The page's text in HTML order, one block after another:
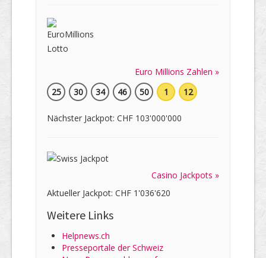
Euro Millions Zahlen »
25
30 34 46 50 1 12
Nächster Jackpot: CHF 103'000'000
Casino Jackpots »
Aktueller Jackpot: CHF 1'036'620
Weitere Links
Helpnews.ch
Presseportale der Schweiz